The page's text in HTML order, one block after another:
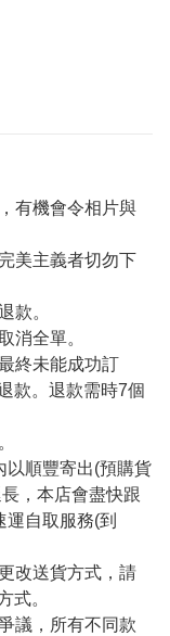
有機會令相片與
美主義者切勿下
款。
全單。
終未能成功訂
款。退款需時7個
順豐寄出(預購貨
，本店會盡快跟
自取服務(到
改送貨方式，請
式。
議，所有不同款